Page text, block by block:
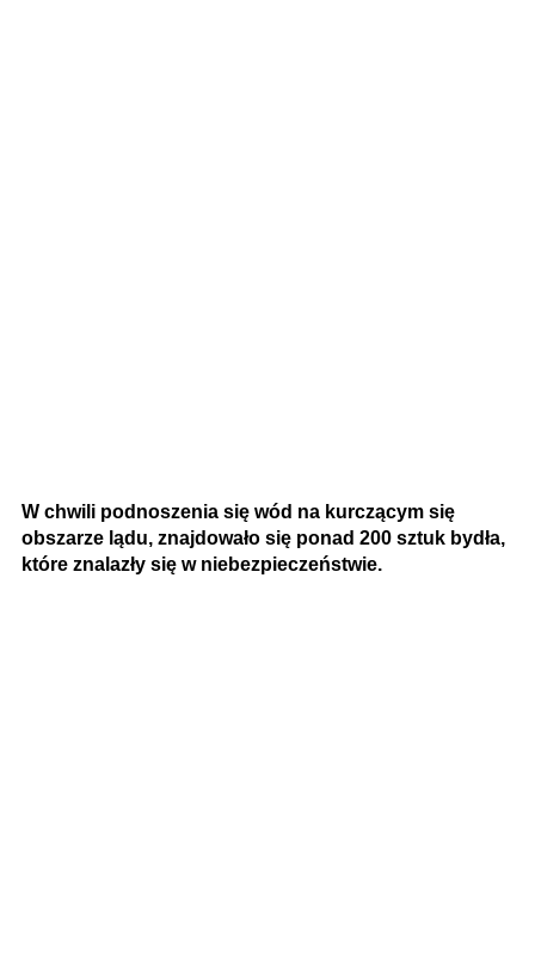
W chwili podnoszenia się wód na kurczącym się
obszarze lądu, znajdowało się ponad 200 sztuk bydła,
które znalazły się w niebezpieczeństwie.